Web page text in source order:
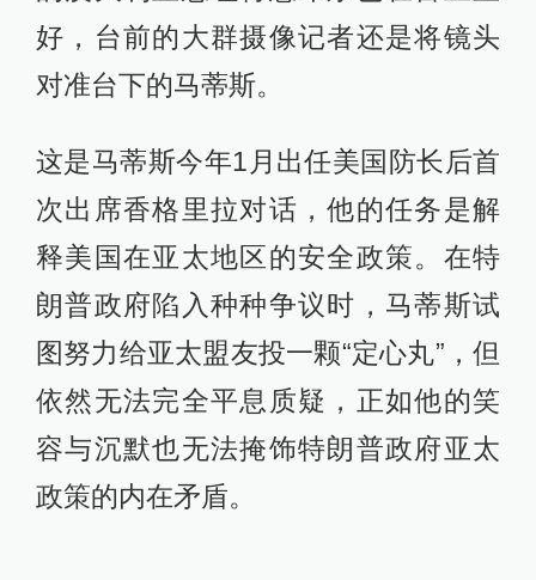
好，台前的大群摄像记者还是将镜头
对准台下的马蒂斯。
这是马蒂斯今年1月出任美国防长后首
次出席香格里拉对话，他的任务是解
释美国在亚太地区的安全政策。在特
朗普政府陷入种种争议时，马蒂斯试
图努力给亚太盟友投一颗“定心丸”，但
依然无法完全平息质疑，正如他的笑
容与沉默也无法掩饰特朗普政府亚太
政策的内在矛盾。